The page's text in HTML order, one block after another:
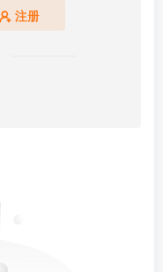
注册